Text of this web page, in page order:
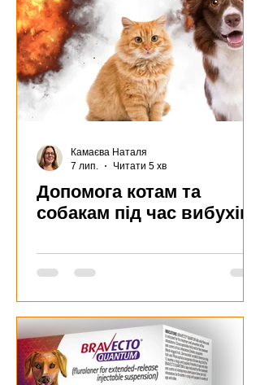
Допомога котам та
собакам під час вибухів
Камаєва Наталя
7 лип.
Читати 5 хв